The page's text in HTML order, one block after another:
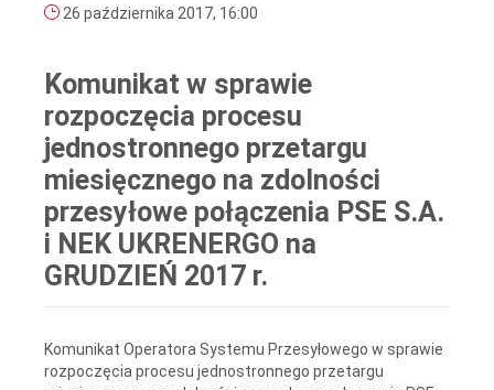
26 października 2017, 16:00
Komunikat w sprawie
rozpoczęcia procesu
jednostronnego przetargu
miesięcznego na zdolności
przesyłowe połączenia PSE S.A.
i NEK UKRENERGO na
GRUDZIEŃ 2017 r.
Komunikat Operatora Systemu Przesyłowego w sprawie
rozpoczęcia procesu jednostronnego przetargu